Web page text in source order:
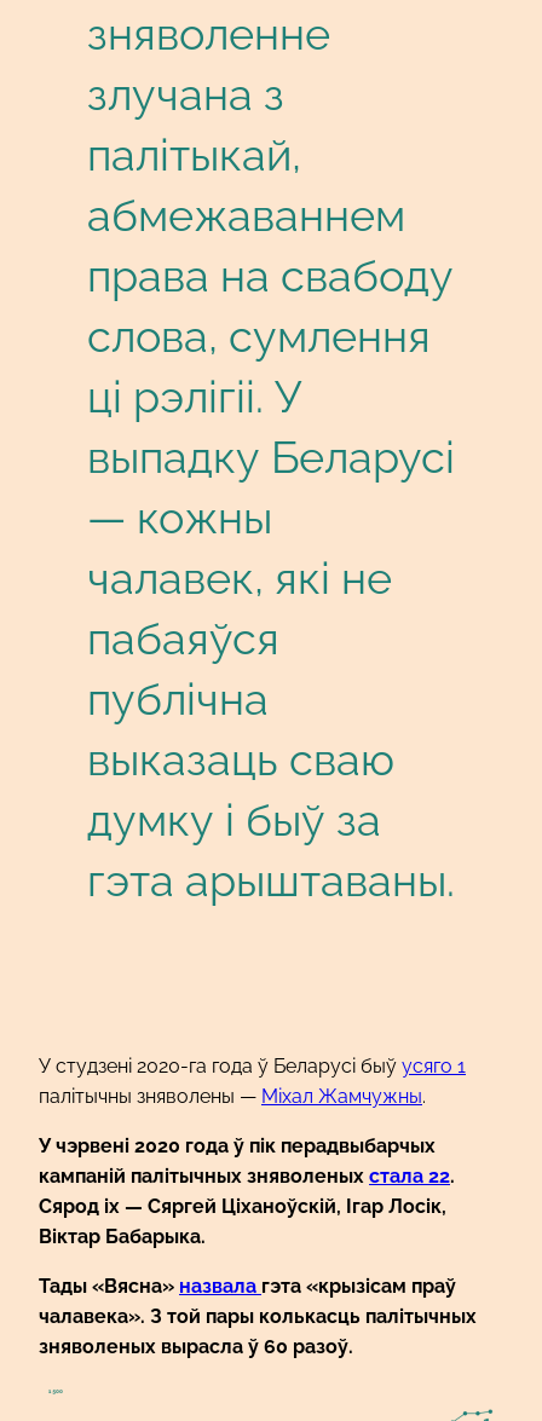
зняволенне
злучана з
палітыкай,
абмежаваннем
права на свабоду
слова, сумлення
ці рэлігіі. У
выпадку Беларусі
— кожны
чалавек, які не
пабаяўся
публічна
выказаць сваю
думку і быў за
гэта арыштаваны.
У студзені 2020-га года ў Беларусі быў усяго 1
палітычны зняволены — Міхал Жамчужны.
У чэрвені 2020 года ў пік перадвыбарчых
кампаній палітычных зняволеных стала 22.
Сярод іх — Сяргей Ціханоўскій, Ігар Лосік,
Віктар Бабарыка.
Тады «Вясна» назвала гэта «крызісам праў
чалавека». З той пары колькасць палітычных
зняволеных вырасла ў 60 разоў.